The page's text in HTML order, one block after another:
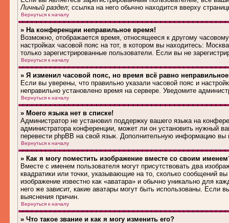
Личный раздел; ссылка на него обычно находится вверху
Вернуться к началу
» На конференции неправильное время!
Возможно, отображается время, относящееся к другому
настройках часовой пояс на тот, в котором вы находитесь:
только зарегистрированные пользователи. Если вы не
Вернуться к началу
» Я изменил часовой пояс, но время всё равно
Если вы уверены, что правильно указали часовой пояс и
неправильно установлено время на сервере. Уведомите
Вернуться к началу
» Моего языка нет в списке!
Администратор не установил поддержку вашего языка на
администратора конференции, может ли он установить нужный
перевести phpBB на свой язык. Дополнительную информацию вы
Вернуться к началу
» Как я могу поместить изображение вместе со своим
Вместе с именем пользователя могут присутствовать два
квадратики или точки, указывающие на то, сколько сообщений
изображение известно как «аватара» и обычно уникально для
него же зависит, какие аватары могут быть использованы. Если
выяснения причин.
Вернуться к началу
» Что такое звание и как я могу изменить его?